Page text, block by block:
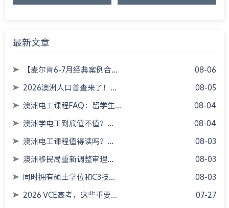
最新文章
【麦尔肯6-7月经典案例合... 08-06
2026澳洲人口普查来了！... 08-05
澳洲电工课程FAQ：留学生... 08-04
澳洲学电工到底值不值？... 08-04
澳洲电工课程值得读吗？... 08-03
澳洲移民局重新调整审理... 08-03
同时拥有硕士学位和C3技... 08-03
2026 VCE高考，这些重要... 07-27